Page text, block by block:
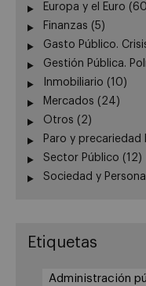
Europa y el Euro
Finanzas (5)
Gasto Público.
Gestión Pública.
Inmobiliario (10)
Mercados (24)
Otros (2)
Paro y precariedad
Sector Público (12)
Sociedad y Persona
Etiquetas
Administración